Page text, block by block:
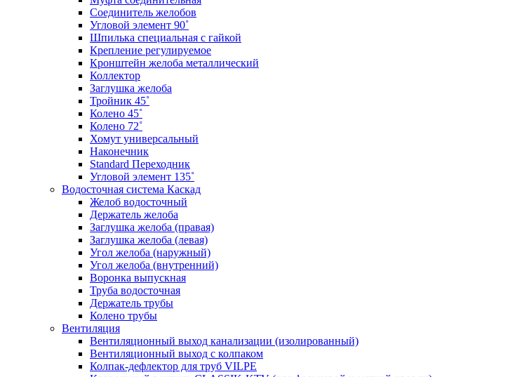
Соединитель желобов
Угловой элемент 90˚
Шпилька специальная с гайкой
Крепление регулируемое
Кронштейн желоба металлический
Коллектор
Заглушка желоба
Тройник 45˚
Колено 45˚
Колено 72˚
Хомут универсальный
Наконечник
Standard Переходник
Угловой элемент 135˚
Водосточная система Каскад
Желоб водосточный
Держатель желоба
Заглушка желоба (правая)
Заглушка желоба (левая)
Угол желоба (наружный)
Угол желоба (внутренний)
Воронка выпускная
Труба водосточная
Держатель трубы
Колено трубы
Вентиляция
Вентиляционный выход канализации (изолированный)
Вентиляционный выход с колпаком
Колпак-дефлектор для труб VILPE